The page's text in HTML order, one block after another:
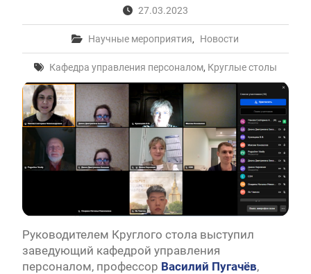
— Первый канал, 05.08.2026. Часть 1-3
27.03.2023
Научные мероприятия, Новости
Кафедра управления персоналом, Круглые столы
Руководителем Круглого стола выступил
заведующий кафедрой управления
персоналом, профессор Василий Пугачёв,